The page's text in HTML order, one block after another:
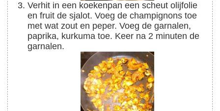
Verhit in een koekenpan een scheut olijfolie
en fruit de sjalot. Voeg de champignons toe
met wat zout en peper. Voeg de garnalen,
paprika, kurkuma toe. Keer na 2 minuten de
garnalen.